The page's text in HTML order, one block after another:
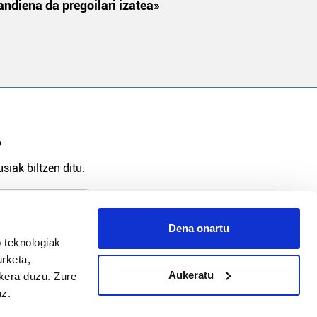
duzu. Zure
Dena onartu
Aukeratu
da pregoilari izatea»
biltzen ditu.